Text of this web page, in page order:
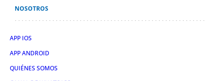
NOSOTROS
APP IOS
APP ANDROID
QUIÉNES SOMOS